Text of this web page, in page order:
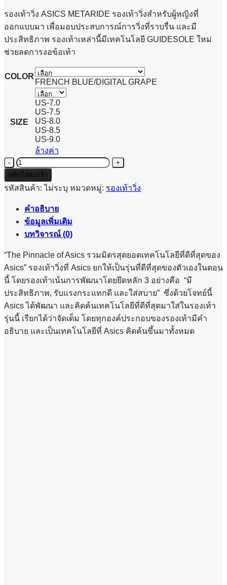
was:
9,900 ฿.
is:
รองเท้าวิ่ง ASICS METARIDE รองเท้าวิ่งสำหรับผู้หญิงที่
ออกแบบมา เพื่อมอบประสบการณ์การวิ่งที่ราบรื่น และมี
ประสิทธิภาพ รองเท้าเหล่านี้มีเทคโนโลยี GUIDESOLE ใหม่
ช่วยลดการงอข้อเท้า
COLOR
FRENCH BLUE/DIGITAL GRAPE
SIZE
US-7.0
US-7.5
US-8.0
US-8.5
US-9.0
ล้างค่า
จำนวน
ASICS
METARIDE
-
ชิ้น
หยิบใส่ตะกร้า
รหัสสินค้า:ไม่ระบุ หมวดหมู่: รองเท้าวิ่ง
คำอธิบาย
ข้อมูลเพิ่มเติม
บทวิจารณ์ (0)
“The Pinnacle of Asics รวมมิตรสุดยอดเทคโนโลยีที่ดีที่สุดของ
Asics” รองเท้าวิ่งที่ Asics ยกให้เป็นรุ่นที่ดีที่สุดของตัวเองในตอน
นี้ โดยรองเท้าเน้นการพัฒนาโดยยึดหลัก 3 อย่างคือ “มี
ประสิทธิภาพ, รับแรงกระแทกดี และใส่สบาย” ซึ่งด้วยโจทย์นี้
Asics ได้พัฒนา และคิดค้นเทคโนโลยีที่ดีที่สุดมาใส่ในรองเท้า
รุ่นนี้ เรียกได้ว่าจัดเต็ม โดยทุกองค์ประกอบของรองเท้ามีคำ
อธิบาย และเป็นเทคโนโลยีที่ Asics คิดค้นขึ้นมาทั้งหมด